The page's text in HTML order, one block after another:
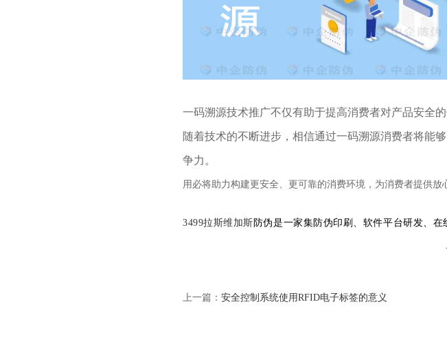
一码溯源技术推广不仅有助于提高消费者对产品安全
随着技术的不断进步，相信通过一码溯源消费者将能
争力。
用必将助力构建更安全、更可靠的消费环境，为消费者提供放
3499拉斯维加斯 防伪是一家集防伪印刷、软件平台研发、
上一篇： 安全控制系统使用RFID电子标签的意义